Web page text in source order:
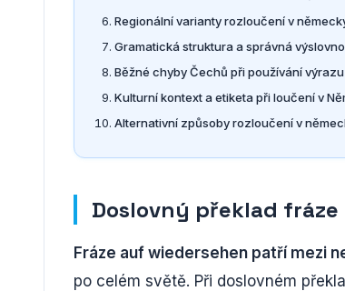
Regionální varianty rozloučení v
Gramatická struktura a správná
Běžné chyby Čechů při používání výrazu
Kulturní kontext a etiketa při loučení v
Alternativní způsoby rozloučení v
Doslovný překlad
Fráze auf wiedersehen patří mezi
po celém světě. Při doslovném